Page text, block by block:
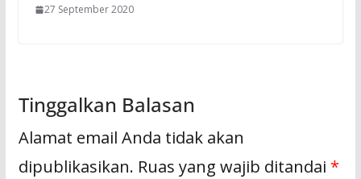
27 September 2020
Tinggalkan Balasan
Alamat email Anda tidak akan
dipublikasikan. Ruas yang wajib ditandai *